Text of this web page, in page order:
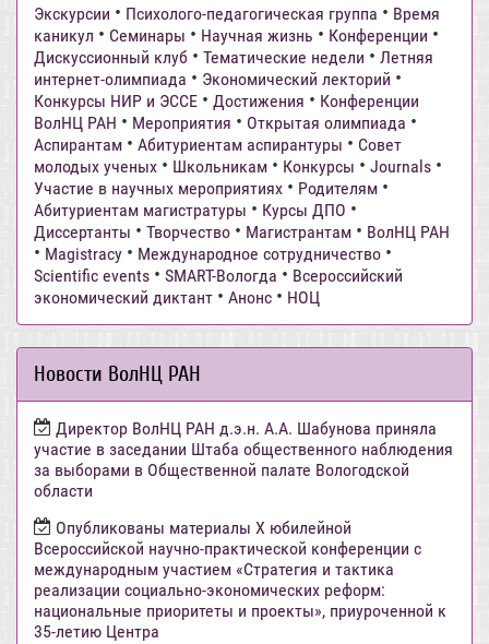
Экскурсии • Психолого-педагогическая группа • Время
каникул • Семинары • Научная жизнь • Конференции •
Дискуссионный клуб • Тематические недели • Летняя
интернет-олимпиада • Экономический лекторий •
Конкурсы НИР и ЭССЕ • Достижения • Конференции
ВолНЦ РАН • Мероприятия • Открытая олимпиада •
Аспирантам • Абитуриентам аспирантуры • Совет
молодых ученых • Школьникам • Конкурсы • Journals •
Участие в научных мероприятиях • Родителям •
Абитуриентам магистратуры • Курсы ДПО •
Диссертанты • Творчество • Магистрантам • ВолНЦ РАН
• Magistracy • Международное сотрудничество •
Scientific events • SMART-Вологда • Всероссийский
экономический диктант • Анонс • НОЦ
Новости ВолНЦ РАН
Директор ВолНЦ РАН д.э.н. А.А. Шабунова приняла
участие в заседании Штаба общественного наблюдения
за выборами в Общественной палате Вологодской
области
Опубликованы материалы X юбилейной
Всероссийской научно-практической конференции с
международным участием «Стратегия и тактика
реализации социально-экономических реформ:
национальные приоритеты и проекты», приуроченной к
35-летию Центра